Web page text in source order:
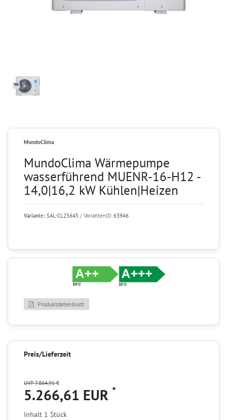
MundoClima
MundoClima Wärmepumpe
wasserführend MUENR-16-H12 -
14,0|16,2 kW Kühlen|Heizen
Variante: SAL-CL25645 / VariantenID: 63946
Produktdatenblatt
Preis/Lieferzeit
UVP 7.864,91 €
5.266,61 EUR *
Inhalt 1 Stück